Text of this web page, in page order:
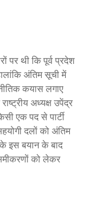
पर थी कि पूर्व प्रदेश
अंतिम सूची में
कयास लगाए
अध्यक्ष उपेंद्र
एक पद से पार्टी
दलों को अंतिम
इस बयान के बाद
को लेकर